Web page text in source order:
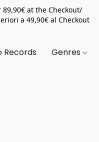
at the Checkout/
a 49,90€ al Checkout
Records Genres